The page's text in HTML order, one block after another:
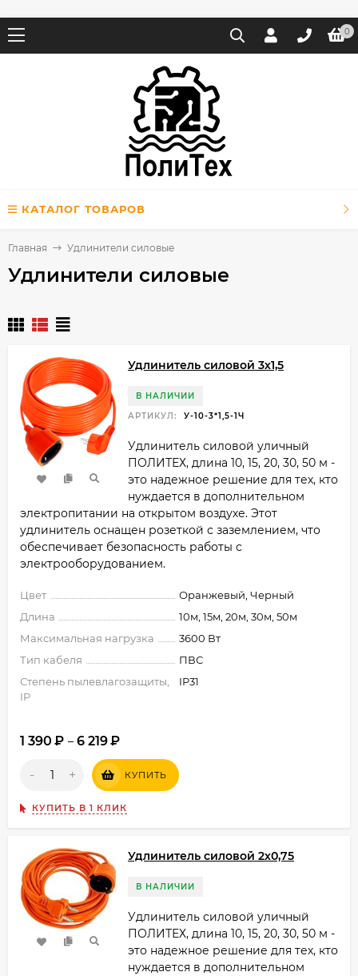
0
КАТАЛОГ ТОВАРОВ
Главная Удлинители силовые
Удлинители силовые
Удлинитель силовой 3х1,5
В НАЛИЧИИ
АРТИКУЛ:
У-10-3*1,5-1Ч
Удлинитель силовой уличный
ПОЛИТЕХ, длина 10, 15, 20, 30, 50 м -
это надежное решение для тех, кто
нуждается в дополнительном
электропитании на открытом воздухе. Этот
удлинитель оснащен розеткой с заземлением, что
обеспечивает безопасность работы с
электрооборудованием.
Цвет
Оранжевый, Черный
Длина
10м, 15м, 20м, 30м, 50м
Максимальная нагрузка
3600 Вт
Тип кабеля
ПВС
Степень пылевлагозащиты,
IP
IP31
1 390 ₽ – 6 219₽
- + КУПИТЬ
КУПИТЬ В 1 КЛИК
Удлинитель силовой 2х0,75
В НАЛИЧИИ
Удлинитель силовой уличный
ПОЛИТЕХ, длина 10, 15, 20, 30, 50 м -
это надежное решение для тех, кто
нуждается в дополнительном